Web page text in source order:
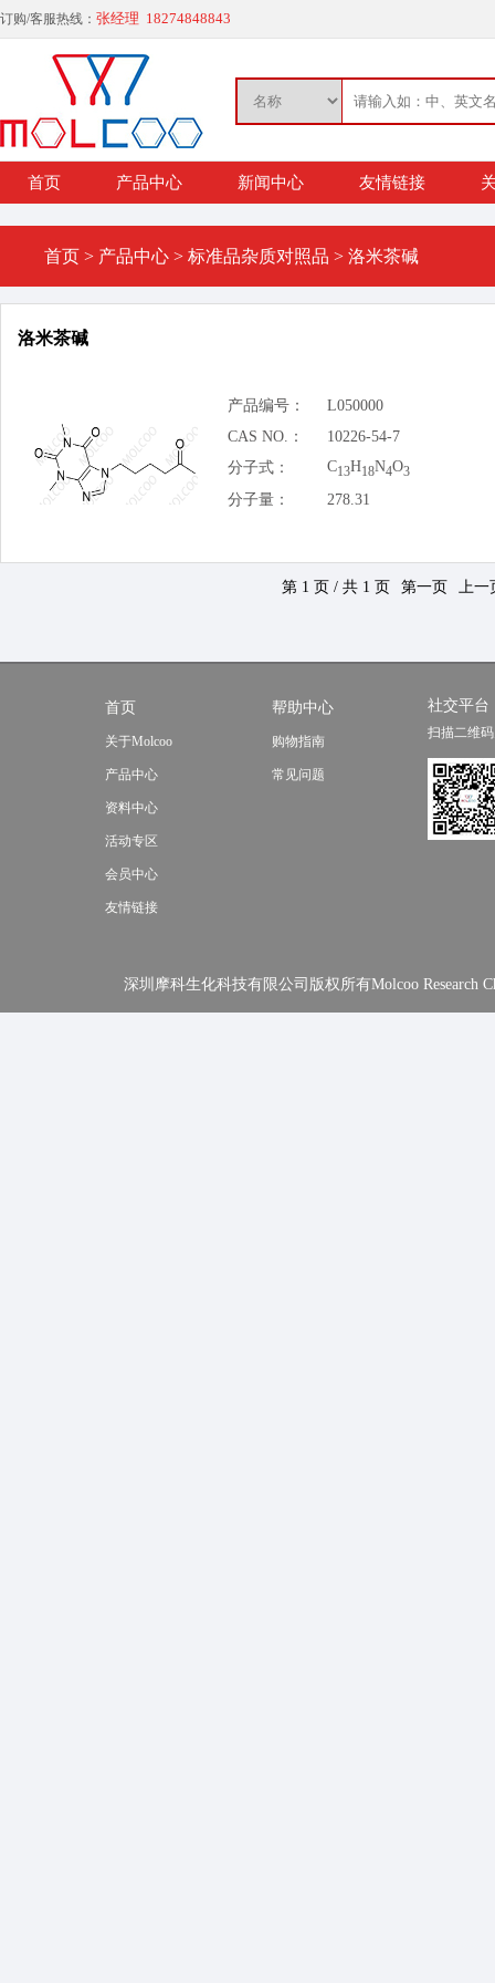
订购/客服热线： 张经理 18274848843
首页 产品中心 新闻中心 友情链接
首页 > 产品中心 > 标准品杂质对照品 > 洛米茶碱
洛米茶碱
产品编号：
L050000
CAS NO.：
10226-54-7
分子式：
C13H18N4O3
分子量： 278.31
第 1 页 / 共 1 页 第一页 上一
首页
关于Molcoo
产品中心
资料中心
活动专区
会员中心
友情链接
帮助中心
购物指南
常见问题
社交平台
扫描二维
深圳摩科生化科技有限公司版权所有Molcoo Research